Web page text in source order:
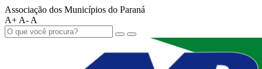
Associação dos Municípios do Paraná
A+ A- A